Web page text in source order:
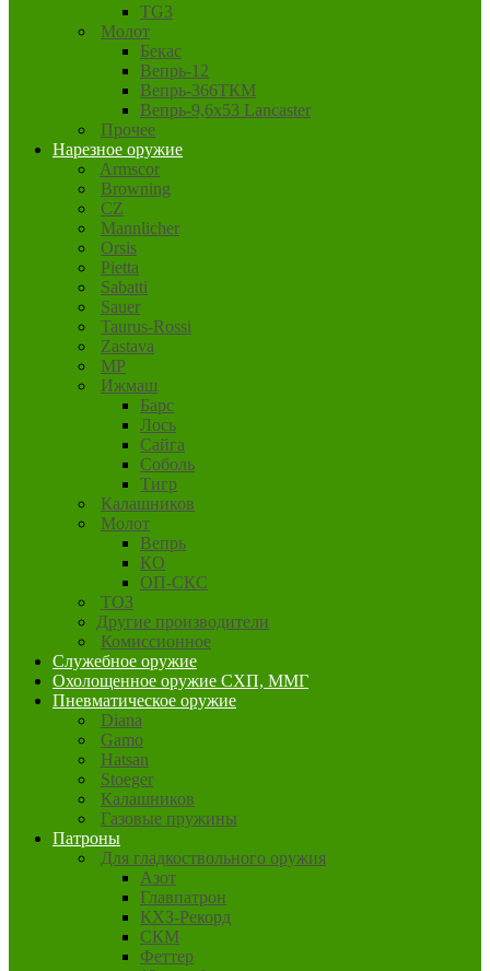
TG3
Молот
Бекас
Вепрь-12
Вепрь-366ТКМ
Вепрь-9,6х53 Lancaster
Прочее
Нарезное оружие
Armscor
Browning
CZ
Mannlicher
Orsis
Pietta
Sabatti
Sauer
Taurus-Rossi
Zastava
MP
Ижмаш
Барс
Лось
Сайга
Соболь
Тигр
Калашников
Молот
Вепрь
КО
ОП-СКС
ТОЗ
Другие производители
Комиссионное
Служебное оружие
Охолощенное оружие СХП, ММГ
Пневматическое оружие
Diana
Gamo
Hatsan
Stoeger
Калашников
Газовые пружины
Патроны
Для гладкоствольного оружия
Азот
Главпатрон
КХЗ-Рекорд
СКМ
Феттер